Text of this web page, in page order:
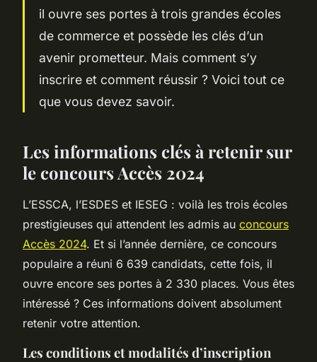
il ouvre ses portes à trois grandes écoles
de commerce et possède les clés d’un
avenir prometteur. Mais comment s’y
inscrire et comment réussir ? Voici tout ce
que vous devez savoir.
Les informations clés à retenir sur
le concours Accès 2024
L’ESSCA, l’ESDES et IESEG : voilà les trois écoles
prestigieuses qui attendent les admis au concours
Accès 2024. Et si l’année dernière, ce concours
populaire a réuni 6 639 candidats, cette fois, il
ouvre encore ses portes à 2 330 places. Vous êtes
intéressé ? Ces informations doivent absolument
retenir votre attention.
Les conditions et modalités d’inscription